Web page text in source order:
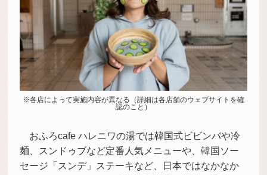
※各店によって実施内容が異なる（詳細は各店舗のウェブサイトを確
認のこと）
おふろcafe ハレニワの湯では韓国式ビビンバや冷
麺、スンドゥブなど定番人気メニューや、韓国ソー
セージ「スンデ」ステーキなど、日本ではなかなか